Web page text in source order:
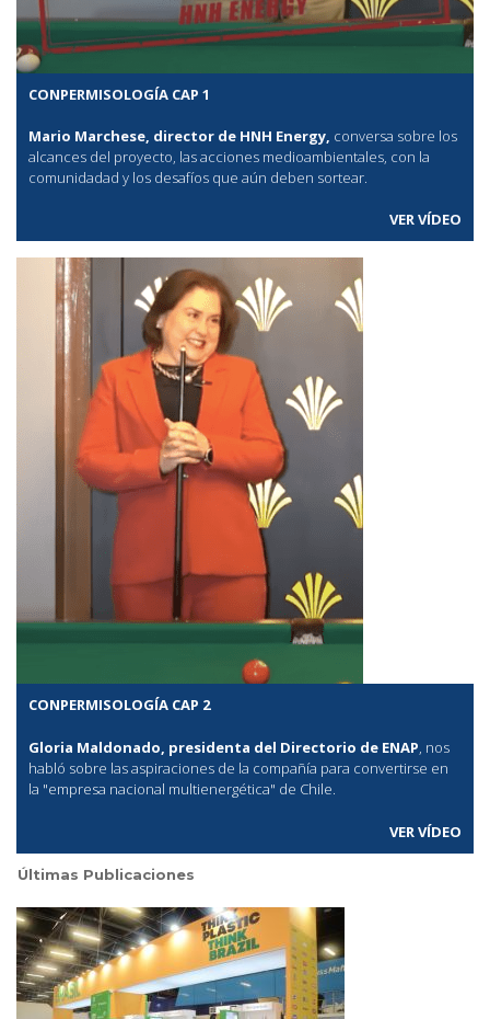
CONPERMISOLOGÍA CAP 1
Mario Marchese, director de HNH Energy, conversa sobre los
alcances del proyecto, las acciones medioambientales, con la
comunidadad y los desafíos que aún deben sortear.
VER VÍDEO
CONPERMISOLOGÍA CAP 2
Gloria Maldonado, presidenta del Directorio de ENAP , nos
habló sobre las aspiraciones de la compañía para convertirse en
la "empresa nacional multienergética" de Chile.
VER VÍDEO
Últimas Publicaciones